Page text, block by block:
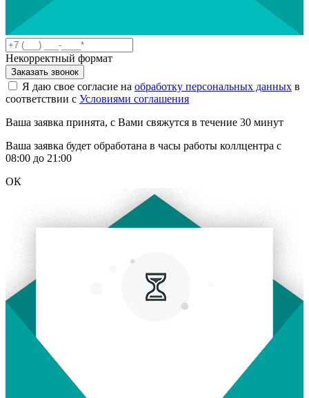
Некорректный формат
Заказать звонок
Я даю свое согласие на обработку персональных данных в
соответствии с Условиями соглашения
Ваша заявка принята, с Вами свяжутся в течение 30 минут
Ваша заявка будет обработана в часы работы коллцентра с
08:00 до 21:00
ОК